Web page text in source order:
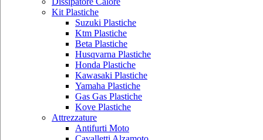
Kit Plastiche
Suzuki Plastiche
Ktm Plastiche
Beta Plastiche
Husqvarna Plastiche
Honda Plastiche
Kawasaki Plastiche
Yamaha Plastiche
Gas Gas Plastiche
Kove Plastiche
Attrezzature
Antifurti Moto